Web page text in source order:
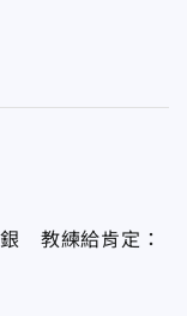
教練給肯定：